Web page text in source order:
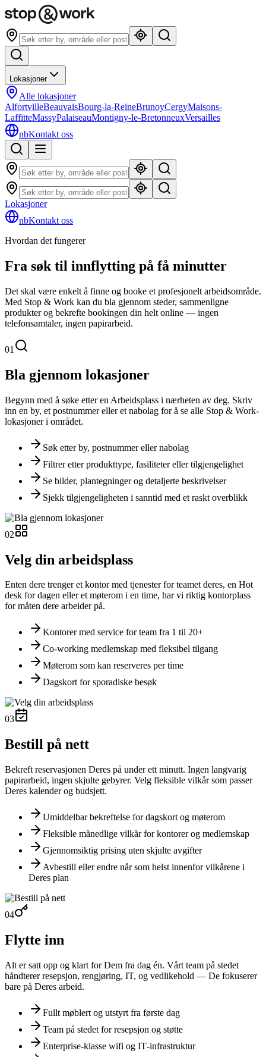
Lokasjoner
Alle lokasjoner
AlfortvilleBeauvaisBourg-la-ReineBrunoyCergyMaisons-
LaffitteMassyPalaiseauMontigny-le-BretonneuxVersailles
nbKontakt oss
Lokasjoner
nbKontakt oss
Hvordan det fungerer
Fra søk til innflytting på få minutter
Det skal være enkelt å finne og booke et profesjonelt arbeidsområde.
Med Stop & Work kan du bla gjennom steder, sammenligne
produkter og bekrefte bookingen din helt online — ingen
telefonsamtaler, ingen papirarbeid.
01
Bla gjennom lokasjoner
Begynn med å søke etter en Arbeidsplass i nærheten av deg. Skriv
inn en by, et postnummer eller et nabolag for å se alle Stop & Work-
lokasjoner i området.
Søk etter by, postnummer eller nabolag
Filtrer etter produkttype, fasiliteter eller tilgjengelighet
Se bilder, plantegninger og detaljerte beskrivelser
Sjekk tilgjengeligheten i sanntid med et raskt overblikk
02
Velg din arbeidsplass
Enten dere trenger et kontor med tjenester for teamet deres, en Hot
desk for dagen eller et møterom i en time, har vi riktig kontorplass
for måten dere arbeider på.
Kontorer med service for team fra 1 til 20+
Co-working medlemskap med fleksibel tilgang
Møterom som kan reserveres per time
Dagskort for sporadiske besøk
03
Bestill på nett
Bekreft reservasjonen Deres på under ett minutt. Ingen langvarig
papirarbeid, ingen skjulte gebyrer. Velg fleksible vilkår som passer
Deres kalender og budsjett.
Umiddelbar bekreftelse for dagskort og møterom
Fleksible månedlige vilkår for kontorer og medlemskap
Gjennomsiktig prising uten skjulte avgifter
Avbestill eller endre når som helst innenfor vilkårene i
Deres plan
04
Flytte inn
Alt er satt opp og klart for Dem fra dag én. Vårt team på stedet
håndterer resepsjon, rengjøring, IT, og vedlikehold — De fokuserer
bare på Deres arbeid.
Fullt møblert og utstyrt fra første dag
Team på stedet for resepsjon og støtte
Enterprise‑klasse wifi og IT‑infrastruktur